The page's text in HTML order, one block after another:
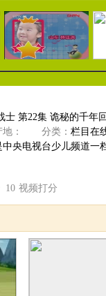
士 第22集 诡秘的千年
： 分类： 栏目在
中央电视台少儿频道
10 视频打分